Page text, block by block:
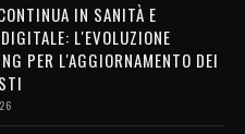
IN SANITÀ E
L'EVOLUZIONE
PER L'AGGIORNAMENTO DEI